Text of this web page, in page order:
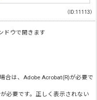
（ID:11113）
ドウで開きます
合は、Adobe Acrobat(R)が必要で
が必要です。正しく表示されない